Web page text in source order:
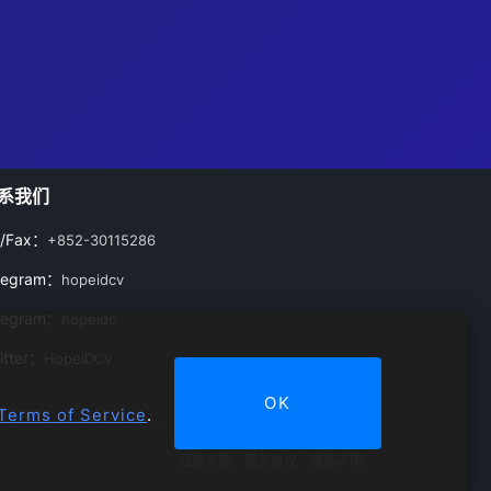
我们
： +852-30115286
： hopeidcv
：
of Service.
OK